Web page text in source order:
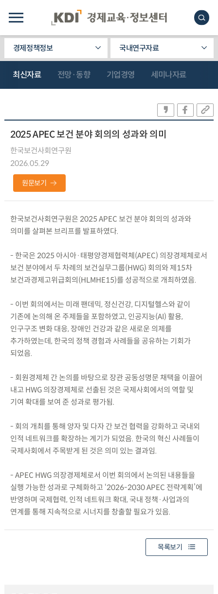
경제정책정보 국내연구자료
최신자료 전망·동향 기업경영 세미나자료
2025 APEC 보건 분야 회의의 성과와 의미
한국보건사회연구원
2026.05.29
원문보기
한국보건사회연구원은 2025 APEC 보건 분야 회의의 성과와
의미를 살펴본 브리프를 발표하였다.
- 한국은 2025 아시아·태평양경제협력체(APEC) 의장경제체로서
보건 분야에서 두 차례의 보건실무그룹(HWG) 회의와 제15차
보건과경제고위급회의(HLMHE15)를 성공적으로 개최하였음.
- 이번 회의에서는 미래 팬데믹, 정신건강, 디지털헬스와 같이
기존에 논의해 온 주제들을 포함하였고, 인공지능(AI) 활용,
인구구조 변화 대응, 장애인 건강과 같은 새로운 의제를
추가하였는데, 한국의 정책 경험과 사례들을 공유하는 기회가
되었음.
- 회원경제체 간 논의를 바탕으로 장관 공동성명문 채택을 이끌어
내고 HWG 의장경제체로 선출된 것은 국제사회에서의 역할 및
기여 확대를 보여 준 성과로 평가됨.
- 회의 개최를 통해 양자 및 다자 간 보건 협력을 강화하고 국내외
인적 네트워크를 확장하는 계기가 되었음. 한국의 혁신 사례들이
국제사회에서 주목받게 된 것은 의미 있는 결과임.
- APEC HWG 의장경제체로서 이번 회의에서 논의된 내용들을
실행 가능한 성과로 구체화하고 ‘2026-2030 APEC 전략계획’에
반영하며 국제협력, 인적 네트워크 확대, 국내 정책·사업과의
연계를 통해 지속적으로 시너지를 창출할 필요가 있음.
목록보기